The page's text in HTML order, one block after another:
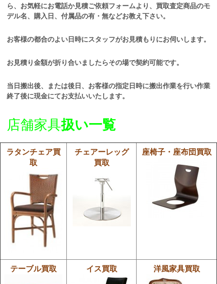
ら、お気軽にお電話か見積ご依頼フォームより、買取査定商品のモ
デル名、購入日、付属品の有・無などお教え下さい。
お客様の都合のよい日時にスタッフがお見積もりにお伺いします。
お見積り金額が折り合いましたらその場で契約可能です。
当日搬出後、または後日、お客様の指定日時に搬出作業を行い作業
終了後に現金にてお支払いいたします。
店舗家具扱い一覧
ラタンチェア買
取
チェアーレッグ
買取
座椅子・座布団買取
テーブル買取 イス買取 洋風家具買取